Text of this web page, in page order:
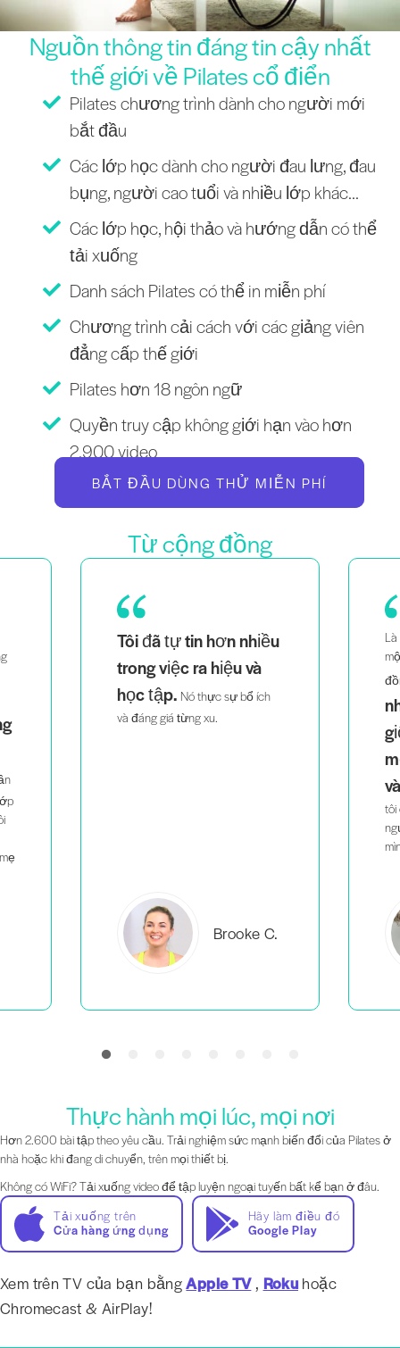
Nguồn thông tin đáng tin cậy nhất
thế giới về Pilates cổ điển
Pilates chương trình dành cho người mới
bắt đầu
Các lớp học dành cho người đau lưng, đau
bụng, người cao tuổi và nhiều lớp khác...
Các lớp học, hội thảo và hướng dẫn có thể
tải xuống
Danh sách Pilates có thể in miễn phí
Chương trình cải cách với các giảng viên
đẳng cấp thế giới
Pilates hơn 18 ngôn ngữ
Quyền truy cập không giới hạn vào hơn
2.900 video
BẮT ĐẦU DÙNG THỬ MIỄN PHÍ
Từ cộng đồng
Là một bà mẹ của cặp song sinh,
một người phụ nữ da đen và
đồng tính,việc nhìn thấy
những người trông
giống tôi giảng dạy
Everlea B.
Thực hành mọi lúc, mọi nơi
Hơn 2.600 bài tập theo yêu cầu. Trải nghiệm sức mạnh biến đổi của Pilates ở
nhà hoặc khi đang di chuyển, trên mọi thiết bị.
Không có WiFi? Tải xuống video để tập luyện ngoại tuyến bất kể bạn ở đâu.
Tải xuống trên
Cửa hàng ứng dụng
Hãy làm điều đó
Google Play
Xem trên TV của bạn bằngApple TV, Roku hoặc
Chromecast & AirPlay!